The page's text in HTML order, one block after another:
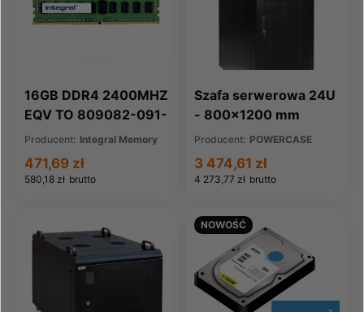
16GB DDR4 2400MHZ
EQV TO 809082-091-
IN FOR HP COMPAQ
Producent: Integral Memory
580,18 zł brutto
471,69 zł
Szafa serwerowa 24U
- 800x1200 mm
Producent: POWERCASE
4 273,77 zł brutto
3 474,61 zł
NOWOŚĆ